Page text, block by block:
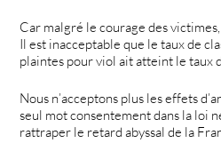
Car malgré le courage des
Il est inacceptable que le taux de
plaintes pour viol ait atteint le taux
Nous n’acceptons plus les effets
seul mot consentement dans la loi
rattraper le retard abyssal de la